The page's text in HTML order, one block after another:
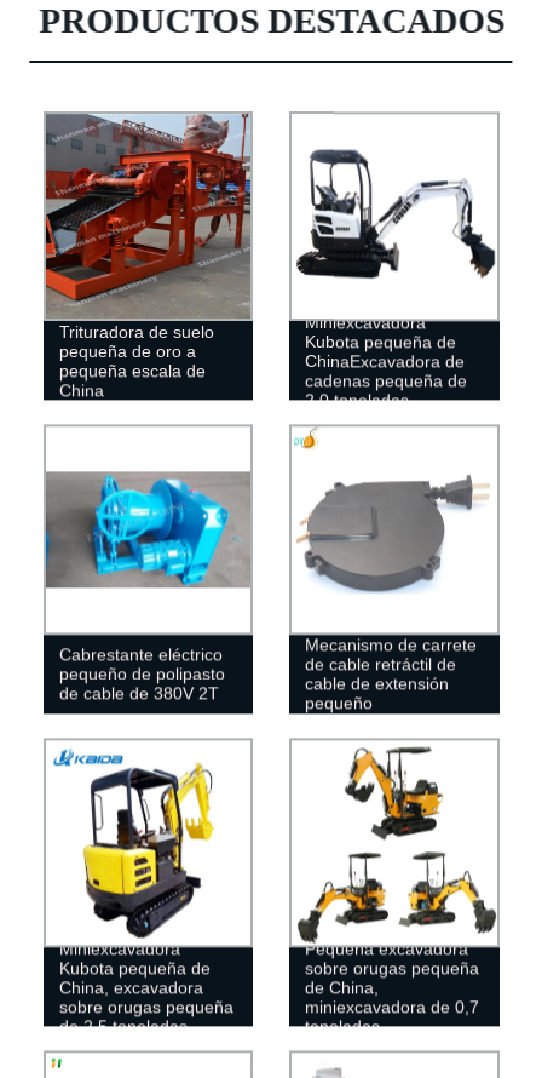
PRODUCTOS DESTACADOS
Trituradora de suelo
pequeña de oro a
pequeña escala de
China
Miniexcavadora
Kubota pequeña de
ChinaExcavadora de
cadenas pequeña de
2,0 toneladas
Cabrestante eléctrico
pequeño de polipasto
de cable de 380V 2T
Mecanismo de carrete
de cable retráctil de
cable de extensión
pequeño
Miniexcavadora
Kubota pequeña de
China, excavadora
sobre orugas pequeña
de 2,5 toneladas
Pequeña excavadora
sobre orugas pequeña
de China,
miniexcavadora de 0,7
toneladas